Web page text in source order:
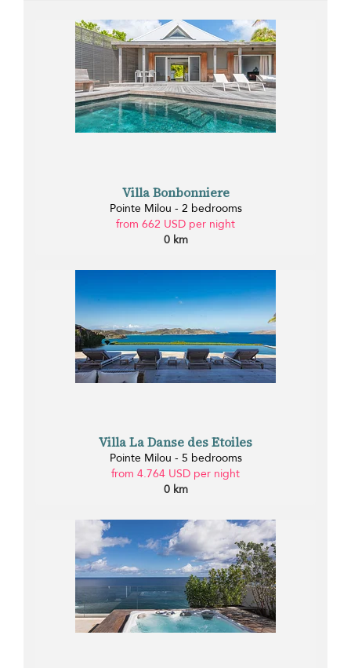
Villa Bonbonniere
Pointe Milou - 2 bedrooms
from 662 USD per night
0 km
Villa La Danse des Etoiles
Pointe Milou - 5 bedrooms
from 4.764 USD per night
0 km